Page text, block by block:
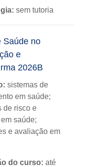
sem tutoria
Saúde no
e
2026B
sistemas de
em saúde;
de risco e
saúde;
e avaliação em
do curso: até